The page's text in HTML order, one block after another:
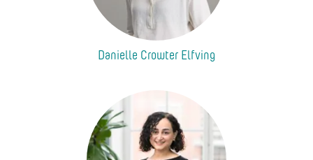
Danielle Crowter Elfving